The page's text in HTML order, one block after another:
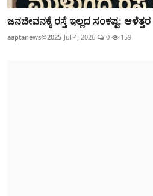
ಜನಜೀವನಕ್ಕೆ ರಸ್ತೆ ಇಲ್ಲದ ಸಂಕಷ್ಟ: ಆಳೆತ್ತರ
aaptanews@2025 Jul 4, 2026 0 159